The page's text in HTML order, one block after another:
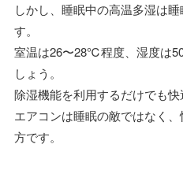
しかし、睡眠中の高温多湿は
す。
室温は26〜28℃程度、湿度は
しょう。
除湿機能を利用するだけでも快
エアコンは睡眠の敵ではなく
方です。